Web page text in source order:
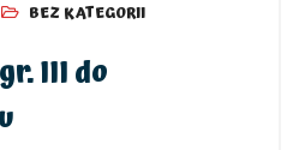
BEZ KATEGORII
III do